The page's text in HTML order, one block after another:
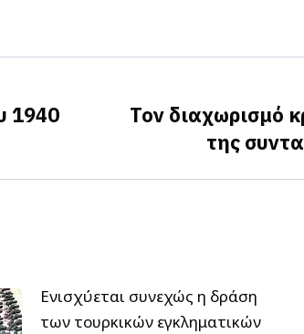
Facebook
X
LinkedIn
1940
Next
Τον διαχωρισμό
της
Ενισχύεται συνεχώς η δράση
των τουρκικών εγκληματικών